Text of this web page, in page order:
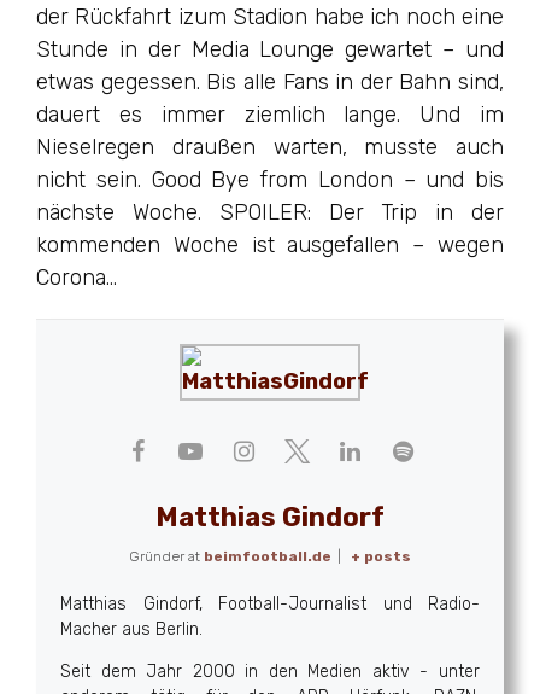
der Rückfahrt izum Stadion habe ich noch eine
Stunde in der Media Lounge gewartet – und
etwas gegessen. Bis alle Fans in der Bahn sind,
dauert es immer ziemlich lange. Und im
Nieselregen draußen warten, musste auch
nicht sein. Good Bye from London – und bis
nächste Woche. SPOILER: Der Trip in der
kommenden Woche ist ausgefallen – wegen
Corona…
Matthias Gindorf
Gründer at beimfootball.de + posts
Matthias Gindorf, Football-Journalist und Radio-
Macher aus Berlin.
Seit dem Jahr 2000 in den Medien aktiv - unter